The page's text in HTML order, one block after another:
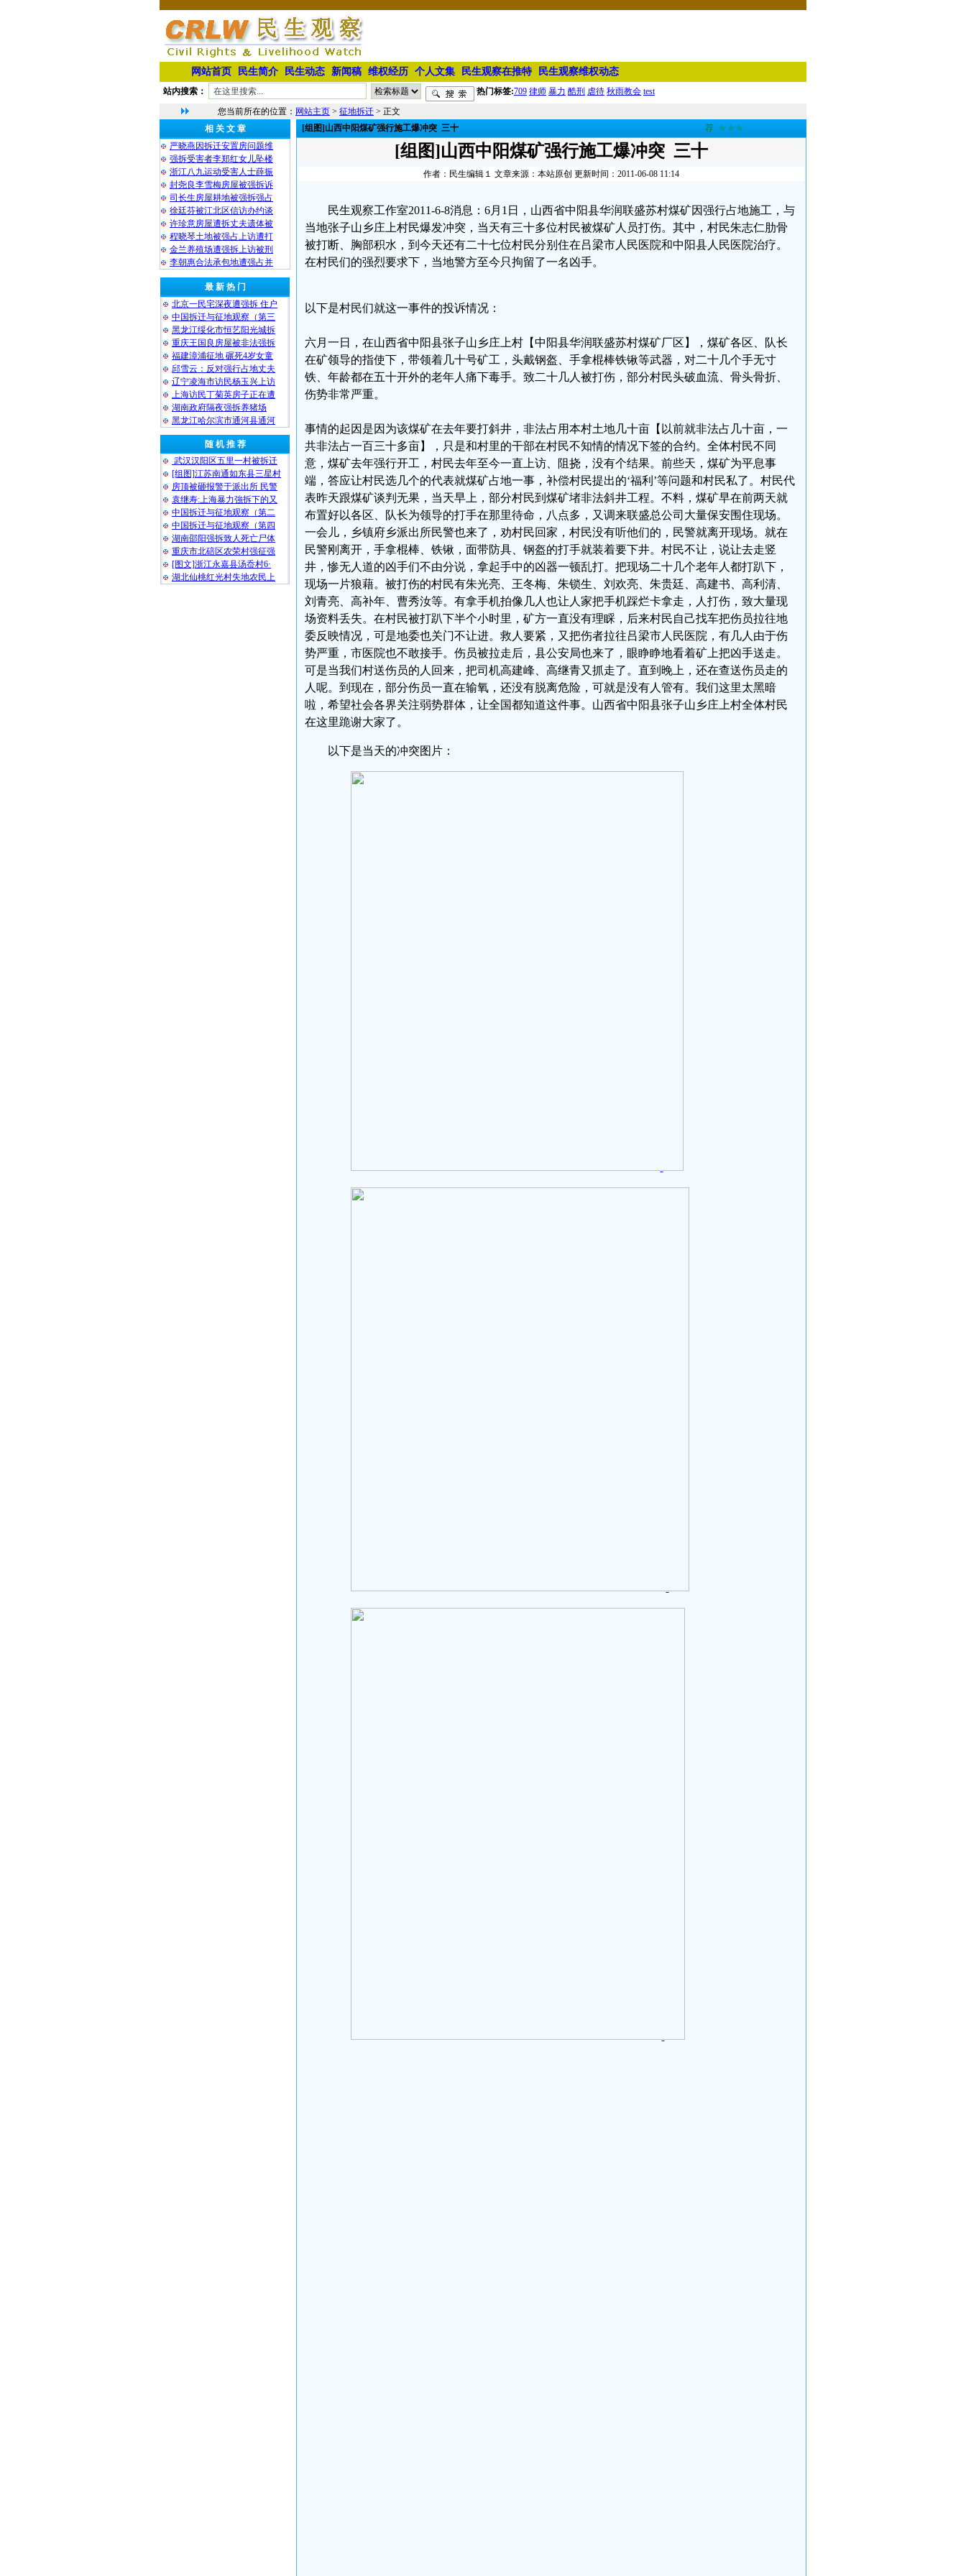
网站首页 民生简介 民生动态 新闻稿 维权经历 个人文集 民生观察在推特 民生观察维权动态
站内搜索： 热门标签:709 律师 暴力 酷刑 虐待 秋雨教会 test
您当前所在的位置： 网站主页 > 征地拆迁 > 正文
相 关 文 章
严晓燕因拆迁安置房问题维
强拆受害者李郑红女儿坠楼
浙江八九运动受害人士薛振
封尧良李雪梅房屋被强拆诉
司长生房屋耕地被强拆强占
徐廷芬被江北区信访办约谈
许珍意房屋遭拆丈夫遗体被
程晓琴土地被强占上访遭打
金兰养殖场遭强拆上访被刑
李朝惠合法承包地遭强占并
最 新 热 门
北京一民宅深夜遭强拆 住户
中国拆迁与征地观察（第三
黑龙江绥化市恒艺阳光城拆
重庆王国良房屋被非法强拆
福建漳浦征地 碾死4岁女童
邱雪云：反对强行占地丈夫
辽宁凌海市访民杨玉兴上访
上海访民丁菊英房子正在遭
湖南政府隔夜强拆养猪场
黑龙江哈尔滨市通河县通河
随 机 推 荐
武汉汉阳区五里一村被拆迁
[组图]江苏南通如东县三星村
房顶被砸报警于派出所 民警
袁继寿:上海暴力強拆下的又
中国拆迁与征地观察（第二
中国拆迁与征地观察（第四
湖南邵阳强拆致人死亡尸体
重庆市北碚区农荣村强征强
[图文]浙江永嘉县汤岙村6·
湖北仙桃红光村失地农民上
[组图]山西中阳煤矿强行施工爆冲突 三十 荐 ★★★
[组图]山西中阳煤矿强行施工爆冲突 三十
作者：民生编辑１ 文章来源：本站原创 更新时间：2011-06-08 11:14
民生观察工作室2011-6-8消息：6月1日，山西省中阳县华润联盛苏村煤矿因强行占地施工，与
当地张子山乡庄上村民爆发冲突，当天有三十多位村民被煤矿人员打伤。其中，村民朱志仁肋骨
被打断、胸部积水，到今天还有二十七位村民分别住在吕梁市人民医院和中阳县人民医院治疗。
在村民们的强烈要求下，当地警方至今只拘留了一名凶手。
以下是村民们就这一事件的投诉情况：
六月一日，在山西省中阳县张子山乡庄上村【中阳县华润联盛苏村煤矿厂区】，煤矿各区、队长
在矿领导的指使下，带领着几十号矿工，头戴钢盔、手拿棍棒铁锹等武器，对二十几个手无寸
铁、年龄都在五十开外的老年人痛下毒手。致二十几人被打伤，部分村民头破血流、骨头骨折、
伤势非常严重。
事情的起因是因为该煤矿在去年要打斜井，非法占用本村土地几十亩【以前就非法占几十亩，一
共非法占一百三十多亩】，只是和村里的干部在村民不知情的情况下签的合约。全体村民不同
意，煤矿去年强行开工，村民去年至今一直上访、阻挠，没有个结果。前些天，煤矿为平息事
端，答应让村民选几个的代表就煤矿占地一事，补偿村民提出的‘福利’等问题和村民私了。村民代
表昨天跟煤矿谈判无果，当天早上，部分村民到煤矿堵非法斜井工程。不料，煤矿早在前两天就
布置好以各区、队长为领导的打手在那里待命，八点多，又调来联盛总公司大量保安围住现场。
一会儿，乡镇府乡派出所民警也来了，劝村民回家，村民没有听他们的，民警就离开现场。就在
民警刚离开，手拿棍棒、铁锹，面带防具、钢盔的打手就装着要下井。村民不让，说让去走竖
井，惨无人道的凶手们不由分说，拿起手中的凶器一顿乱打。把现场二十几个老年人都打趴下，
现场一片狼藉。被打伤的村民有朱光亮、王冬梅、朱锁生、刘欢亮、朱贵廷、高建书、高利清、
刘青亮、高补年、曹秀汝等。有拿手机拍像几人也让人家把手机踩烂卡拿走，人打伤，致大量现
场资料丢失。在村民被打趴下半个小时里，矿方一直没有理睬，后来村民自己找车把伤员拉往地
委反映情况，可是地委也关门不让进。救人要紧，又把伤者拉往吕梁市人民医院，有几人由于伤
势严重，市医院也不敢接手。伤员被拉走后，县公安局也来了，眼睁睁地看着矿上把凶手送走。
可是当我们村送伤员的人回来，把司机高建峰、高继青又抓走了。直到晚上，还在查送伤员走的
人呢。到现在，部分伤员一直在输氧，还没有脱离危险，可就是没有人管有。我们这里太黑暗
啦，希望社会各界关注弱势群体，让全国都知道这件事。山西省中阳县张子山乡庄上村全体村民
在这里跪谢大家了。
以下是当天的冲突图片：